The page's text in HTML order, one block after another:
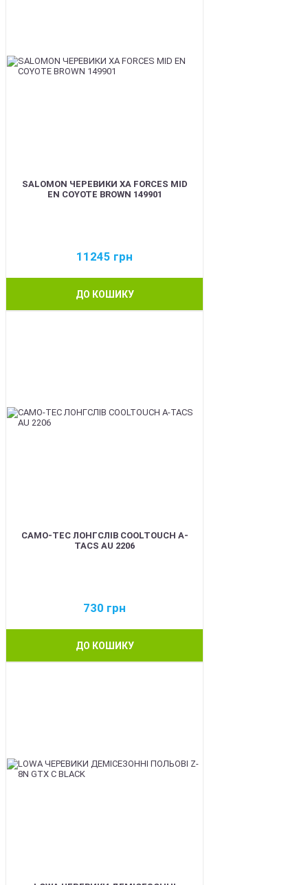
SALOMON ЧЕРЕВИКИ XA FORCES MID
EN COYOTE BROWN 149901
11245 грн
ДО КОШИКУ
CAMO-TEC ЛОНГСЛІВ COOLTOUCH A-
TACS AU 2206
730 грн
ДО КОШИКУ